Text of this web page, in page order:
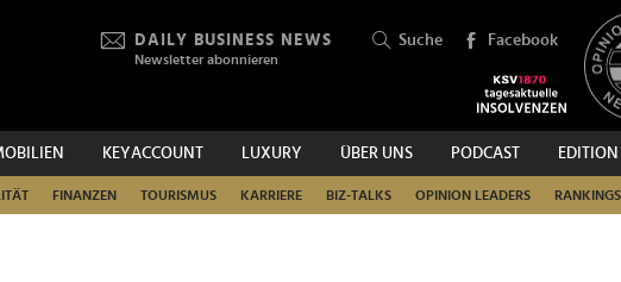
DAILY BUSINESS NEWS
Newsletter abonnieren
Suche Facebook
KEYACCOUNT LUXURY ÜBER UNS PODCAST EDITION
FINANZEN TOURISMUS KARRIERE BIZ-TALKS OPINION LEADERS RANKINGS
SUCHEN